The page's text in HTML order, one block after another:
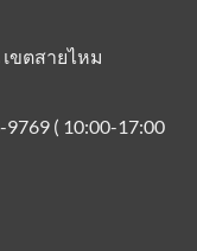
ขตสายไหม
( 10:00-17:00